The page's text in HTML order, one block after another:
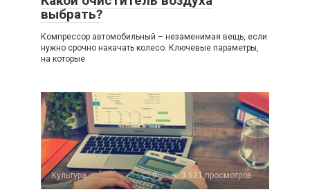
выбрать?
Компрессор автомобильный – незаменимая вещь, если
нужно срочно накачать колесо. Ключевые параметры,
на которые
Культура 0 3 521 просмотров